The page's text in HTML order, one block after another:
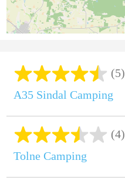
(5)
A35 Sindal Camping
(4)
Tolne Camping